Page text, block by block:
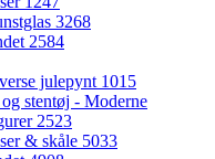
3268
2584
julepynt 1015
stentøj - Moderne
2523
& skåle 5033